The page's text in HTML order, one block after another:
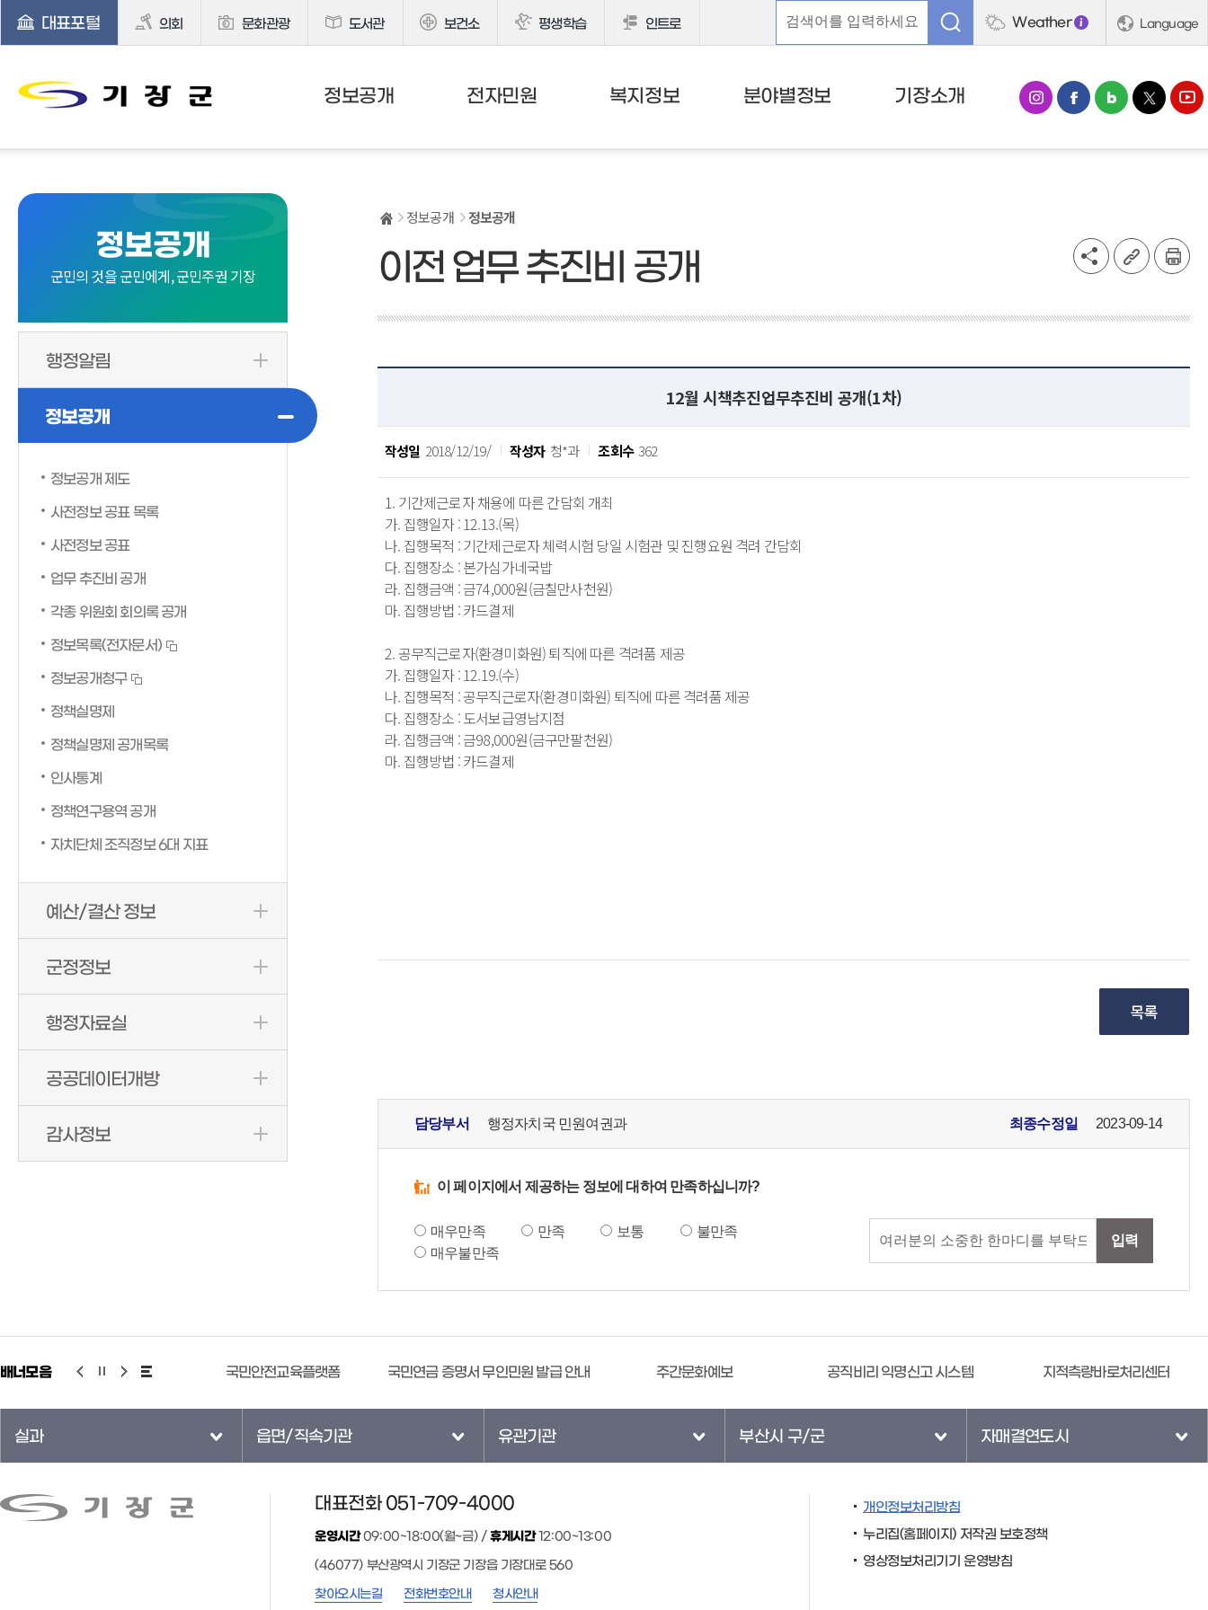
대표포털 의회 문화관광 도서관 보건소 평생학습 인트로 Weather Language
정보공개 전자민원 복지정보 분야별정보 기장소개
정보공개
군민의 것을 군민에게, 군민주권 기장
행정알림
정보공개
정보공개 제도
사전정보 공표 목록
사전정보 공표
업무 추진비 공개
각종 위원회 회의록 공개
정보목록(전자문서)
정보공개청구
정책실명제
정책실명제 공개목록
인사통계
정책연구용역 공개
자치단체 조직정보 6대 지표
예산/결산 정보
군정정보
행정자료실
공공데이터개방
감사정보
정보공개 정보공개
이전 업무 추진비 공개
12월 시책추진업무추진비 공개(1차)
작성일 2018/12/19/ 작성자 청*과 조회수 362
1. 기간제근로자 채용에 따른 간담회 개최
가. 집행일자 : 12.13.(목)
나. 집행목적 : 기간제근로자 체력시험 당일 시험관 및 진행요원 격려 간담회
다. 집행장소 : 본가심가네국밥
라. 집행금액 : 금74,000원(금칠만사천원)
마. 집행방법 : 카드결제
2. 공무직근로자(환경미화원) 퇴직에 따른 격려품 제공
가. 집행일자 : 12.19.(수)
나. 집행목적 : 공무직근로자(환경미화원) 퇴직에 따른 격려품 제공
다. 집행장소 : 도서보급영남지점
라. 집행금액 : 금98,000원(금구만팔천원)
마. 집행방법 : 카드결제
담당부서 행정자치국 민원여권과 최종수정일 2023-09-14
이 페이지에서 제공하는 정보에 대하여 만족하십니까?
매우만족 만족 보통
불만족
매우불만족
입력
배너모음기상청 누리예보 국민안전교육플랫폼 국민연금 증명서 무인민원 발급 안내 주간문화예보 공직비리 익명신고 시스템 지적측량바로처리센터
실과 읍면/직속기관 유관기관 부산시 구/군 자매결연도시
대표전화 051-709-4000
운영시간09:00~18:00(월~금) /휴게시간12:00~13:00
(46077) 부산광역시 기장군 기장읍 기장대로 560
찾아오시는길
전화번호안내 청사안내
개인정보처리방침
누리집(홈페이지) 저작권 보호정책
영상정보처리기기 운영방침